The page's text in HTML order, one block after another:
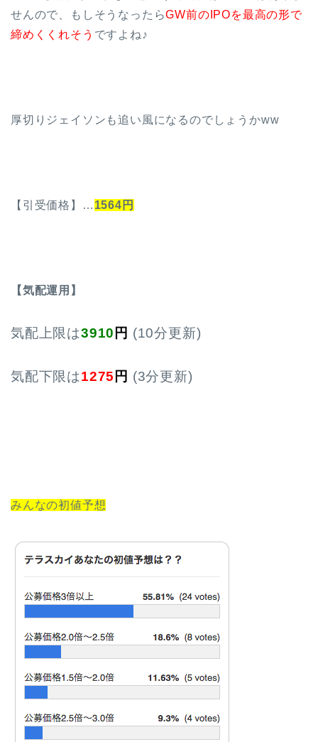
せんので、もしそうなったらGW前のIPOを最高の形で
締めくくれそう ですよね♪
厚切りジェイソンも追い風になるのでしょうかww
【引受価格】… 1564円
【気配運用】
気配上限は3910 円 (10分更新)
気配下限は1275 円 (3分更新)
みんなの初値予想